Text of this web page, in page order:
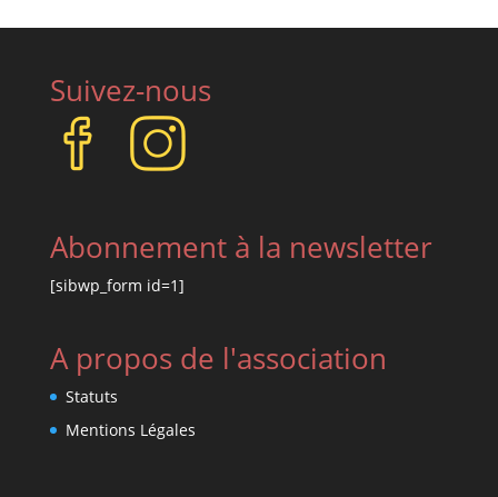
Suivez-nous
Abonnement à la newsletter
[sibwp_form id=1]
A propos de l'association
Statuts
Mentions Légales